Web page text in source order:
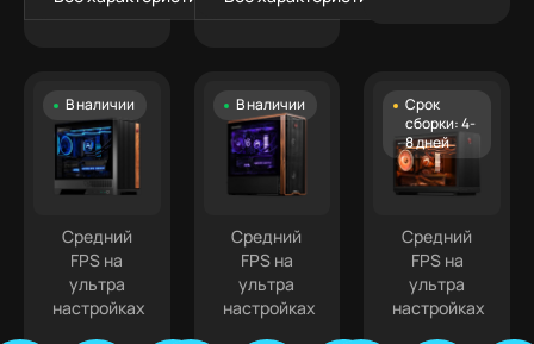
В наличии
Средний
FPS на
ультра
настройках
В наличии
Средний
FPS на
ультра
настройках
Срок
сборки: 4-
8 дней
Средний
FPS на
ультра
настройках